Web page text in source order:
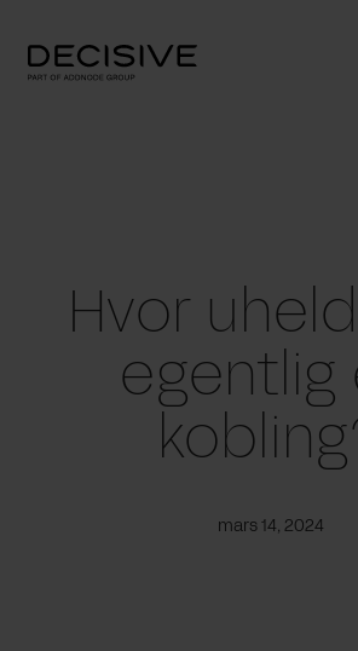
content
Hvor
egentlig
mars 14, 2024